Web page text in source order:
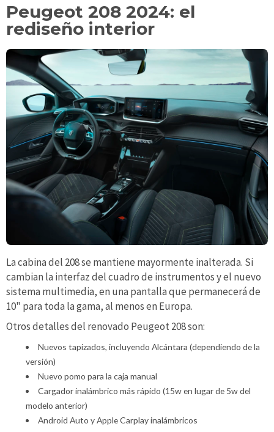
Peugeot 208 2024: el
rediseño interior
La cabina del 208 se mantiene mayormente inalterada. Si
cambian la interfaz del cuadro de instrumentos y el nuevo
sistema multimedia, en una pantalla que permanecerá de
10" para toda la gama, al menos en Europa.
Otros detalles del renovado Peugeot 208 son:
Nuevos tapizados, incluyendo Alcántara (dependiendo de la
versión)
Nuevo pomo para la caja manual
Cargador inalámbrico más rápido (15w en lugar de 5w del
modelo anterior)
Android Auto y Apple Carplay inalámbricos